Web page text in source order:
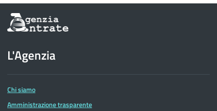
Informazioni
sul
dell'Agenzia
delle
Entrate
L'Agenzia
Chi siamo
Amministrazione trasparente